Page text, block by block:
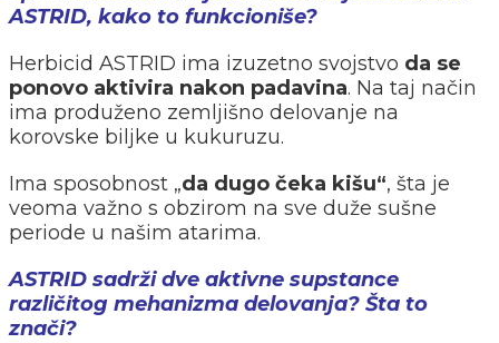
ASTRID, kako to funkcioniše?
Herbicid ASTRID ima izuzetno svojstvo da se
ponovo aktivira nakon padavina. Na taj način
ima produženo zemljišno delovanje na
korovske biljke u kukuruzu.
Ima sposobnost „da dugo čeka kišu“, šta je
veoma važno s obzirom na sve duže sušne
periode u našim atarima.
ASTRID sadrži dve aktivne supstance
različitog mehanizma delovanja? Šta to
znači?